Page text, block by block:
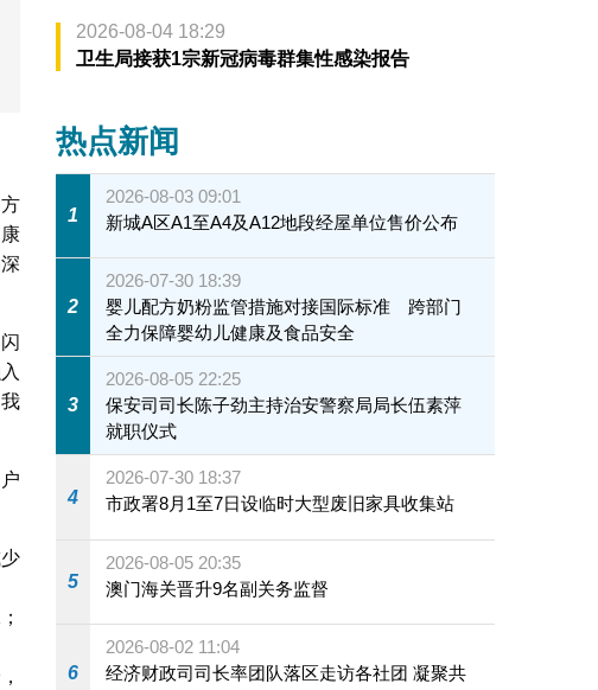
2026-08-04 18:29
卫生局接获1宗新冠病毒群集性感染报告
热点新闻
1
2026-08-03 09:01
新城A区A1至A4及A12地段经屋单位售价公布
2
2026-07-30 18:39
婴儿配方奶粉监管措施对接国际标准 跨部门
全力保障婴幼儿健康及食品安全
3
2026-08-05 22:25
保安司司长陈子劲主持治安警察局局长伍素萍
就职仪式
4
2026-07-30 18:37
市政署8月1至7日设临时大型废旧家具收集站
5
2026-08-05 20:35
澳门海关晋升9名副关务监督
6
2026-08-02 11:04
经济财政司司长率团队落区走访各社团 凝聚共